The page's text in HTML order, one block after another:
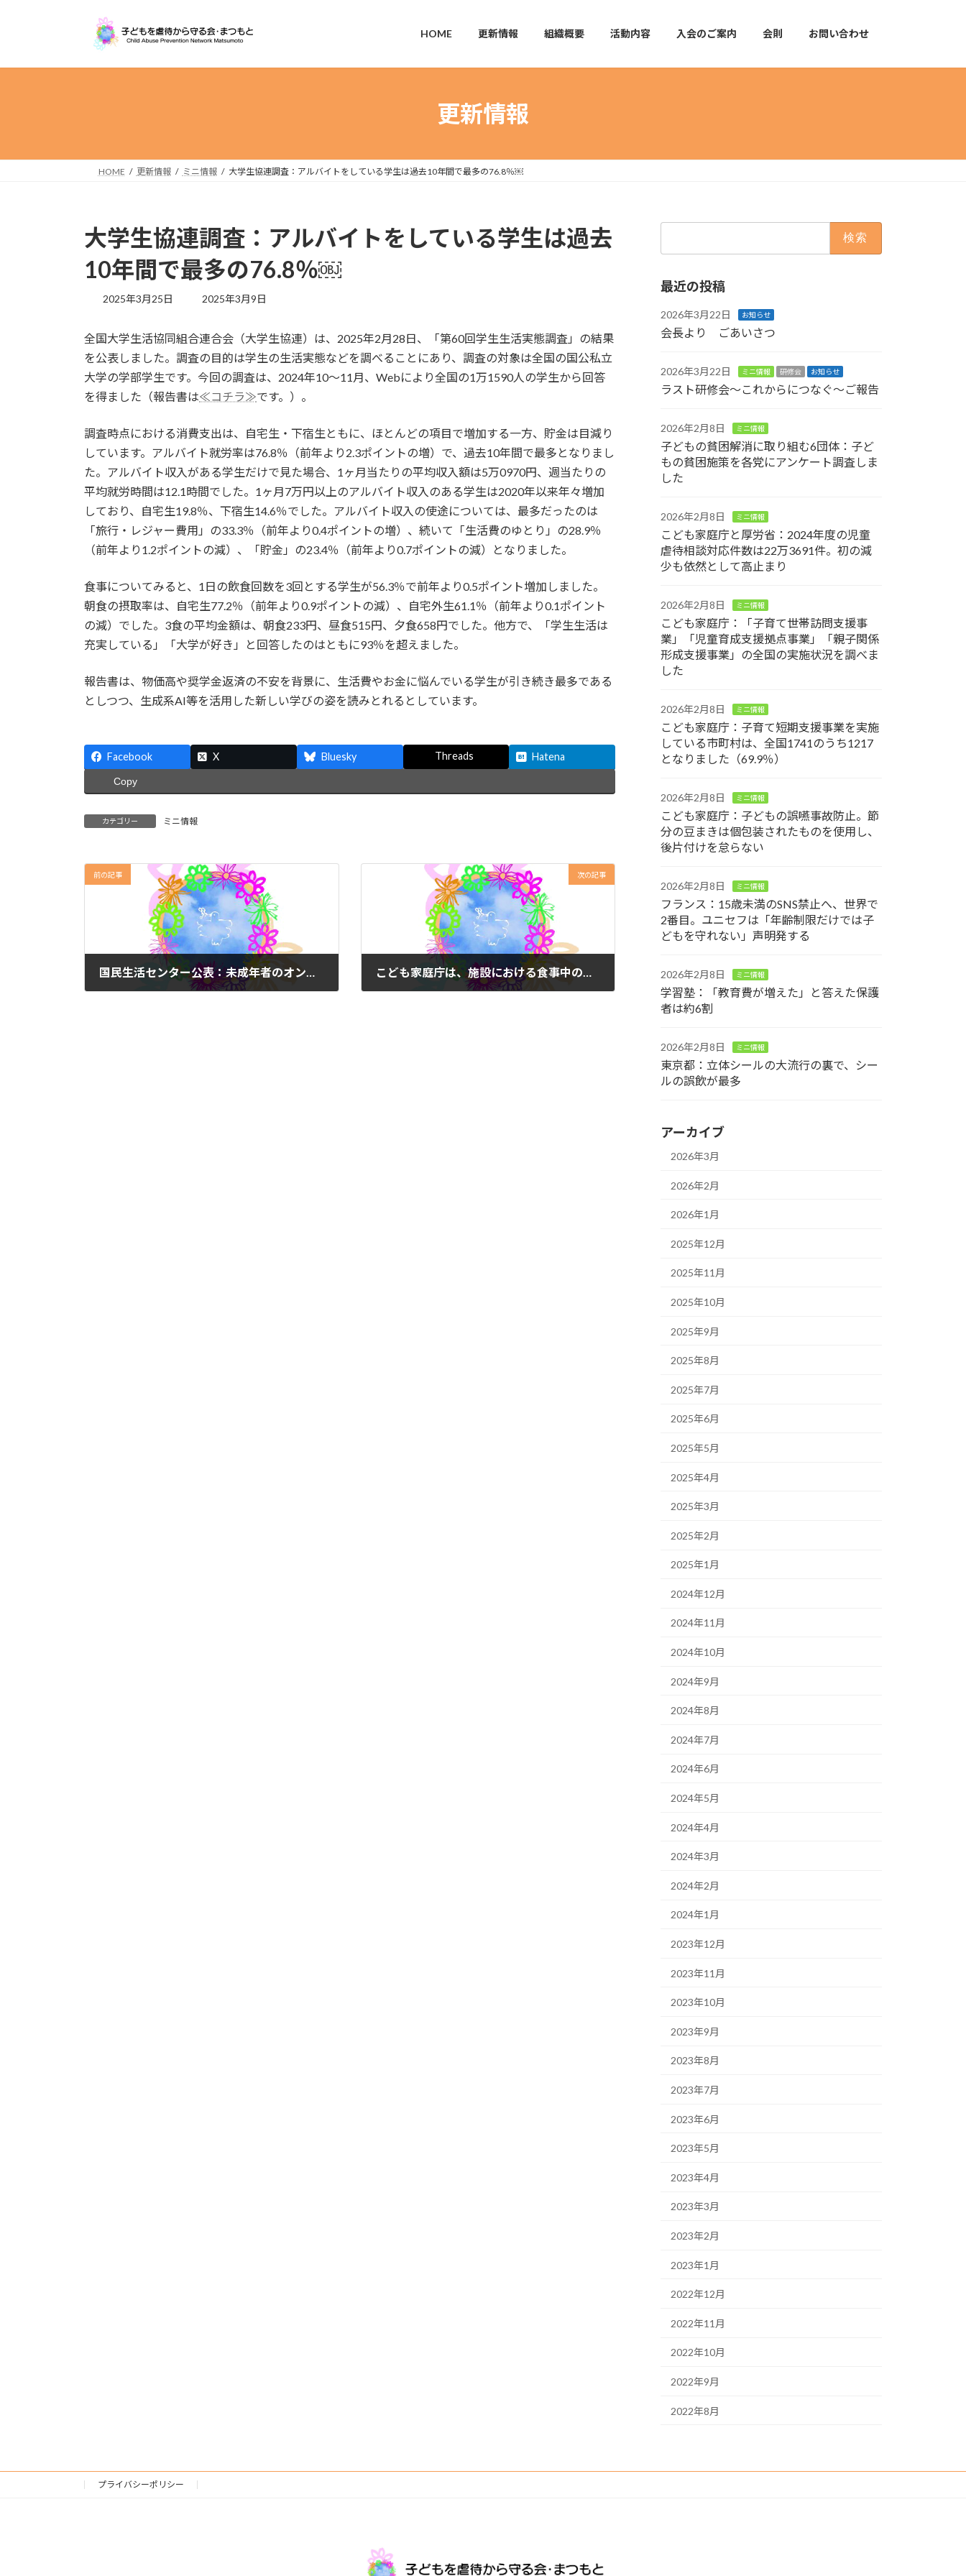
プ
動
HOME 更新情報 組織概要 活動内容 入会のご案内 会則 お問い合わせ
更新情報
HOME 更新情報 ミニ情報 大学生協連調査：アルバイトをしている学生は過去10年間で最多の76.8％￼
大学生協連調査：アルバイトをしている学生は過去
10年間で最多の76.8％￼
2025年3月25日
最
新
日
時
:
2025年3月9日
全国大学生活協同組合連合会（大学生協連）は、2025年2月28日、「第60回学生生活実態調査」の結果
を公表しました。調査の目的は学生の生活実態などを調べることにあり、調査の対象は全国の国公私立
大学の学部学生です。今回の調査は、2024年10～11月、Webにより全国の1万1590人の学生から回答
を得ました（報告書は≪コチラ≫です。）。
調査時点における消費支出は、自宅生・下宿生ともに、ほとんどの項目で増加する一方、貯金は目減り
しています。アルバイト就労率は76.8％（前年より2.3ポイントの増）で、過去10年間で最多となりまし
た。アルバイト収入がある学生だけで見た場合、1ヶ月当たりの平均収入額は5万0970円、週当たりの
平均就労時間は12.1時間でした。1ヶ月7万円以上のアルバイト収入のある学生は2020年以来年々増加
しており、自宅生19.8％、下宿生14.6％でした。アルバイト収入の使途については、最多だったのは
「旅行・レジャー費用」の33.3％（前年より0.4ポイントの増）、続いて「生活費のゆとり」の28.9％
（前年より1.2ポイントの減）、「貯金」の23.4％（前年より0.7ポイントの減）となりました。
食事についてみると、1日の飲食回数を3回とする学生が56.3％で前年より0.5ポイント増加しました。
朝食の摂取率は、自宅生77.2％（前年より0.9ポイントの減）、自宅外生61.1％（前年より0.1ポイント
の減）でした。3食の平均金額は、朝食233円、昼食515円、夕食658円でした。他方で、「学生生活は
充実している」「大学が好き」と回答したのはともに93％を超えました。
報告書は、物価高や奨学金返済の不安を背景に、生活費やお金に悩んでいる学生が引き続き最多である
としつつ、生成系AI等を活用した新しい学びの姿を読みとれるとしています。
Facebook X Bluesky Threads Hatena
Copy
カテゴリー ミニ情報
前の記事 次の記事
最近の投稿
2026年3月22日 お知らせ
会長より ごあいさつ
2026年3月22日 ミニ情報 研修会 お知らせ
ラスト研修会～これからにつなぐ～ご報告
2026年2月8日 ミニ情報
子どもの貧困解消に取り組む6団体：子ど
もの貧困施策を各党にアンケート調査しま
した
2026年2月8日 ミニ情報
こども家庭庁と厚労省：2024年度の児童
虐待相談対応件数は22万3691件。初の減
少も依然として高止まり
2026年2月8日 ミニ情報
こども家庭庁：「子育て世帯訪問支援事
業」「児童育成支援拠点事業」「親子関係
形成支援事業」の全国の実施状況を調べま
した
2026年2月8日 ミニ情報
こども家庭庁：子育て短期支援事業を実施
している市町村は、全国1741のうち1217
となりました（69.9％）
2026年2月8日 ミニ情報
こども家庭庁：子どもの誤嚥事故防止。節
分の豆まきは個包装されたものを使用し、
後片付けを怠らない
2026年2月8日 ミニ情報
フランス：15歳未満のSNS禁止へ、世界で
2番目。ユニセフは「年齢制限だけでは子
どもを守れない」声明発する
2026年2月8日 ミニ情報
学習塾：「教育費が増えた」と答えた保護
者は約6割
2026年2月8日 ミニ情報
東京都：立体シールの大流行の裏で、シー
ルの誤飲が最多
アーカイブ
2026年3月
2026年2月
2026年1月
2025年12月
2025年11月
2025年10月
2025年9月
2025年8月
2025年7月
2025年6月
2025年5月
2025年4月
2025年3月
2025年2月
2025年1月
2024年12月
2024年11月
2024年10月
2024年9月
2024年8月
2024年7月
2024年6月
2024年5月
2024年4月
2024年3月
2024年2月
2024年1月
2023年12月
2023年11月
2023年10月
2023年9月
2023年8月
2023年7月
2023年6月
2023年5月
2023年4月
2023年3月
2023年2月
2023年1月
2022年12月
2022年11月
2022年10月
2022年9月
2022年8月
プライバシーポリシー